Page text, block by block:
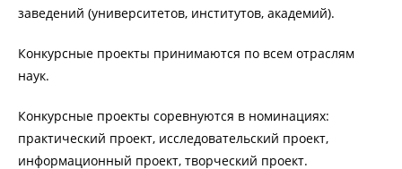
заведений (университетов, институтов, академий).
Конкурсные проекты принимаются по всем отраслям
наук.
Конкурсные проекты соревнуются в номинациях:
практический проект, исследовательский проект,
информационный проект, творческий проект.